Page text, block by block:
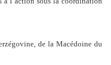
de la Macédoine du